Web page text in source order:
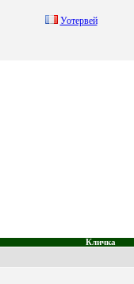
Уотeрвeй
Кличка